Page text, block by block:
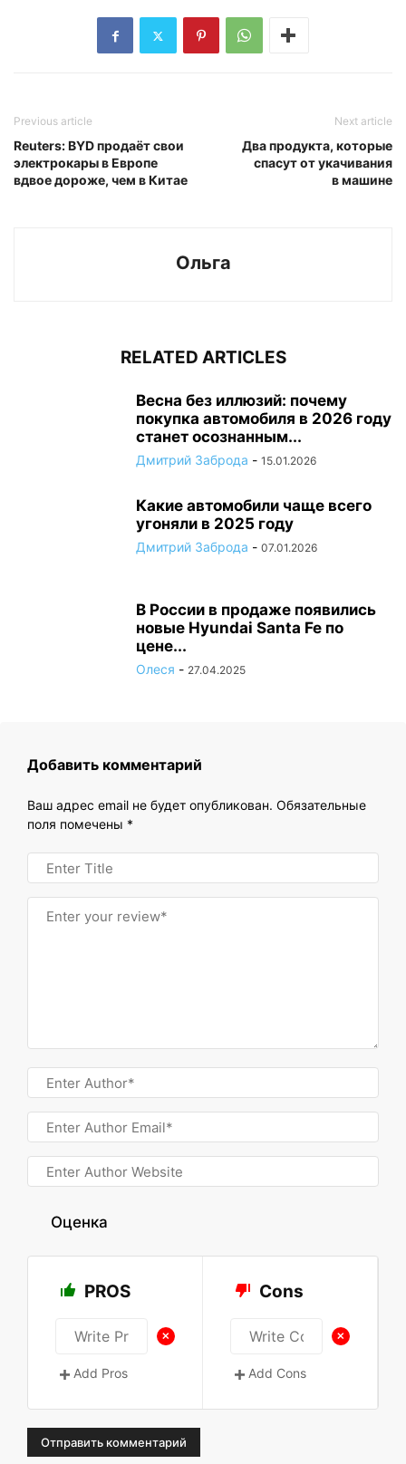
Previous article
Reuters: BYD продаёт свои
электрокары в Европе
вдвое дороже, чем в Китае
Next article
Два продукта, которые
спасут от укачивания
в машине
Ольга
RELATED ARTICLES
Весна без иллюзий: почему
покупка автомобиля в 2026 году
станет осознанным...
Дмитрий Заброда - 15.01.2026
Какие автомобили чаще всего
угоняли в 2025 году
Дмитрий Заброда - 07.01.2026
В России в продаже появились
новые Hyundai Santa Fe по
цене...
Олеся - 27.04.2025
Добавить комментарий
Ваш адрес email не будет опубликован. Обязательные
поля помечены *
Оценка
PROS
+
Add Pros
Cons
+
Add Cons